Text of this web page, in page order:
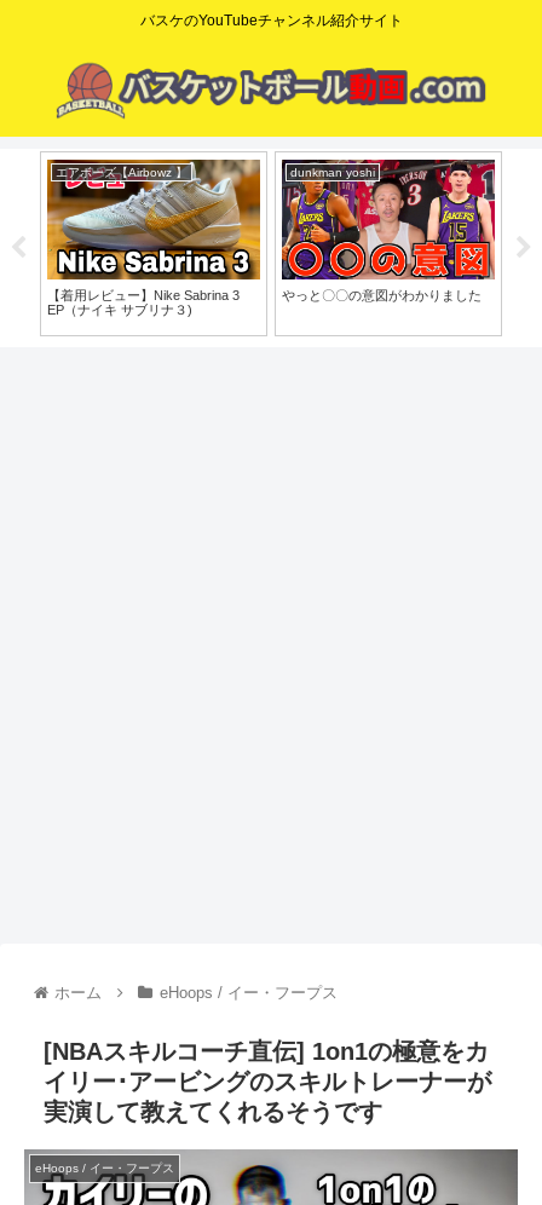
バスケのYouTubeチャンネル紹介サイト
エアボーズ【Airbowz 】
【着用レビュー】Nike Sabrina 3
EP（ナイキ サブリナ３)
dunkman yoshi
やっと〇〇の意図がわかりました
ホーム eHoops / イー・フープス
[NBAスキルコーチ直伝] 1on1の極意をカ
イリー･アービングのスキルトレーナーが
実演して教えてくれるそうです
eHoops / イー・フープス